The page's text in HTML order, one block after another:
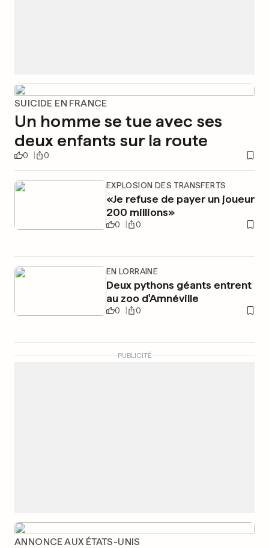
SUICIDE EN FRANCE
Un homme se tue avec ses
deux enfants sur la route
0 0
EXPLOSION DES TRANSFERTS
«Je refuse de payer un joueur
200 millions»
0 0
EN LORRAINE
Deux pythons géants entrent
au zoo d'Amnéville
0 0
PUBLICITÉ
ANNONCE AUX ÉTATS-UNIS